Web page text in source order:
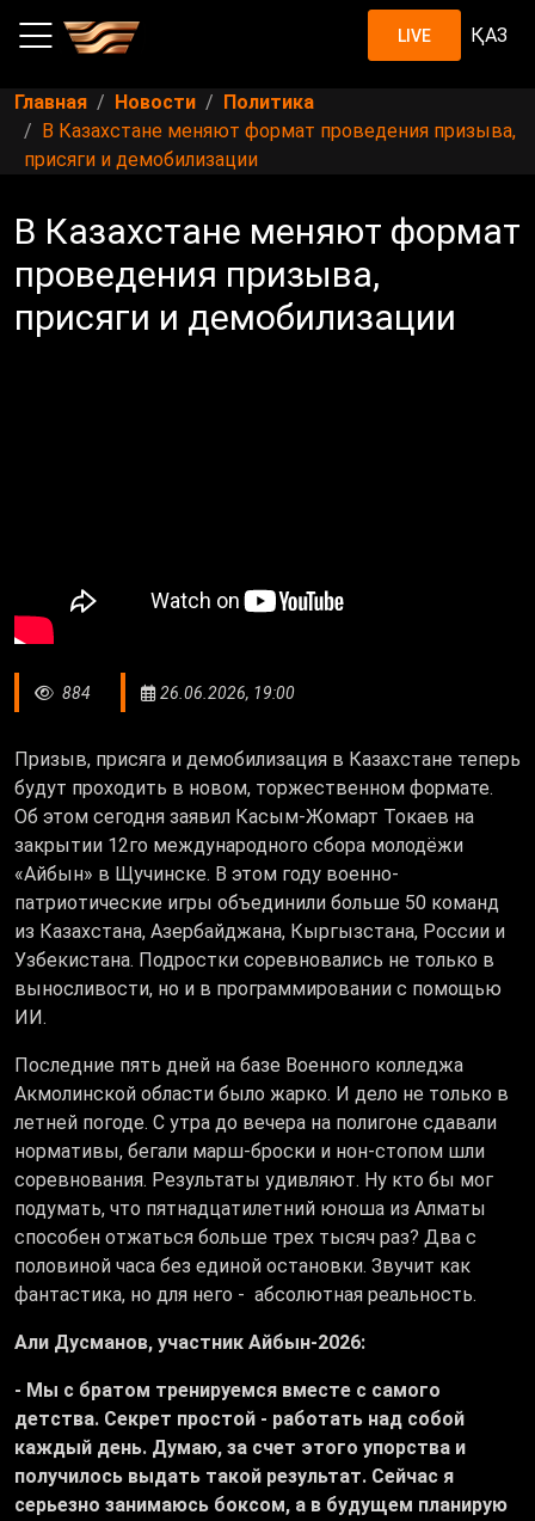
LIVE ҚАЗ
Главная Новости
Политика
В Казахстане меняют формат проведения призыва,
присяги и демобилизации
В Казахстане меняют формат
проведения призыва,
присяги и демобилизации
884 26.06.2026, 19:00
Призыв, присяга и демобилизация в Казахстане теперь
будут проходить в новом, торжественном формате.
Об этом сегодня заявил Касым-Жомарт Токаев на
закрытии 12го международного сбора молодёжи
«Айбын» в Щучинске. В этом году военно-
патриотические игры объединили больше 50 команд
из Казахстана, Азербайджана, Кыргызстана, России и
Узбекистана. Подростки соревновались не только в
выносливости, но и в программировании с помощью
ИИ.
Последние пять дней на базе Военного колледжа
Акмолинской области было жарко. И дело не только в
летней погоде. С утра до вечера на полигоне сдавали
нормативы, бегали марш-броски и нон-стопом шли
соревнования. Результаты удивляют. Ну кто бы мог
подумать, что пятнадцатилетний юноша из Алматы
способен отжаться больше трех тысяч раз? Два с
половиной часа без единой остановки. Звучит как
фантастика, но для него - абсолютная реальность.
Али Дусманов, участник Айбын-2026:
- Мы с братом тренируемся вместе с самого
детства. Секрет простой - работать над собой
каждый день. Думаю, за счет этого упорства и
получилось выдать такой результат. Сейчас я
серьезно занимаюсь боксом, а в будущем планирую